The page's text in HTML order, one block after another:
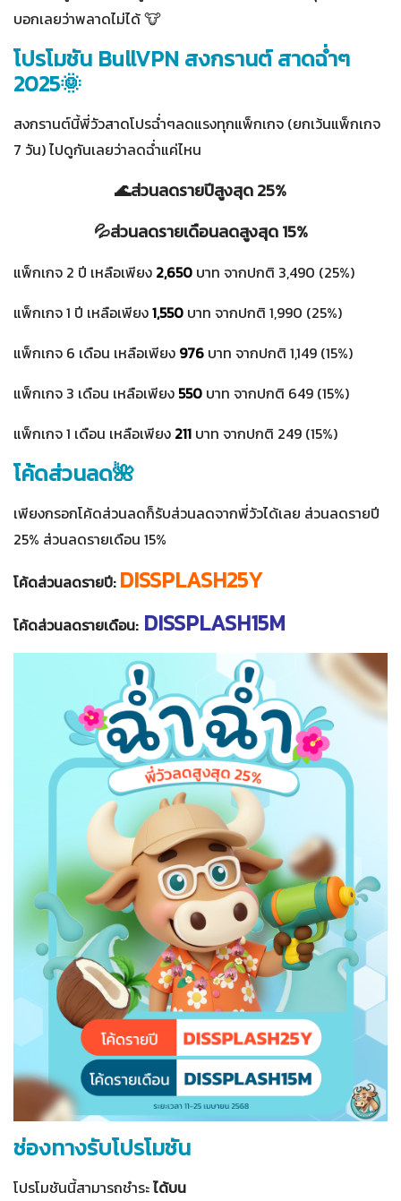
บอกเลยว่าพลาดไม่ได้ 🐮
โปรโมชัน BullVPN สงกรานต์ สาดฉ่ำๆ
2025🌞
สงกรานต์นี้พี่วัวสาดโปรฉ่ำๆลดแรงทุกแพ็กเกจ (ยกเว้นแพ็กเกจ
7 วัน) ไปดูกันเลยว่าลดฉ่ำแค่ไหน
🌊ส่วนลดรายปีสูงสุด 25%
💦ส่วนลดรายเดือนลดสูงสุด 15%
แพ็กเกจ 2 ปี เหลือเพียง 2,650 บาท จากปกติ 3,490 (25%)
แพ็กเกจ 1 ปี เหลือเพียง1,550 บาท จากปกติ 1,990 (25%)
แพ็กเกจ 6 เดือน เหลือเพียง 976 บาท จากปกติ 1,149 (15%)
แพ็กเกจ 3 เดือน เหลือเพียง 550 บาท จากปกติ 649 (15%)
แพ็กเกจ 1 เดือน เหลือเพียง 211 บาท จากปกติ 249 (15%)
โค้ดส่วนลด🌺
เพียงกรอกโค้ดส่วนลดก็รับส่วนลดจากพี่วัวได้เลย ส่วนลดรายปี
25% ส่วนลดรายเดือน 15%
โค้ดส่วนลดรายปี: DISSPLASH25Y
โค้ดส่วนลดรายเดือน:DISSPLASH15M
ช่องทางรับโปรโมชัน
โปรโมชันนี้สามารถชำระได้บน